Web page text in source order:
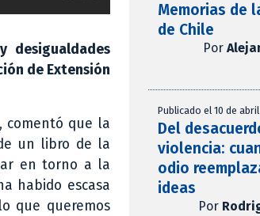
desigualdades
de Extensión
comentó que la
un libro de la
en torno a la
habido escasa
que queremos
Memorias de
de Chile
Por
Publicado el 10 de
Del
violencia:
odio
ideas
Por